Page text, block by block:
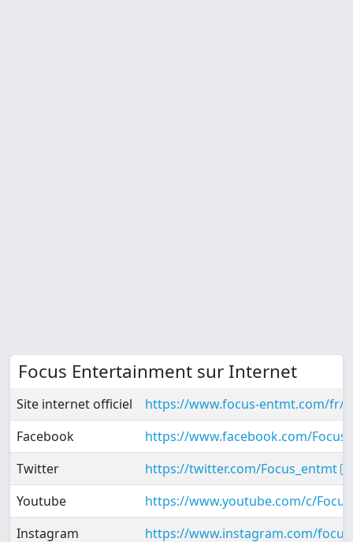
Focus Entertainment sur Internet
Site internet officiel
https://www.focus-entmt.com/fr/
Facebook
https://www.facebook.com/
Twitter
https://twitter.com/Focus_entmt
Youtube
https://www.youtube.com/c/
Instagram
https://www.instagram.com/